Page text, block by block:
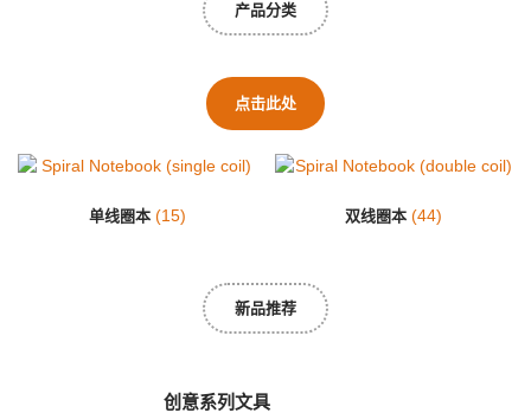
产品分类
点击此处
单线圈本 (15) 双线圈本(44)
新品推荐
创意系列文具